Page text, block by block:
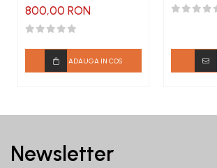
800,00 RON
ADAUGA IN COS
Newsletter